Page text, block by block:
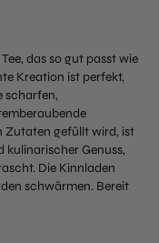
das so gut passt wie
Kreation ist perfekt,
scharfen,
Zutaten gefüllt wird, ist
kulinarischer Genuss,
Die Kinnladen
schwärmen. Bereit